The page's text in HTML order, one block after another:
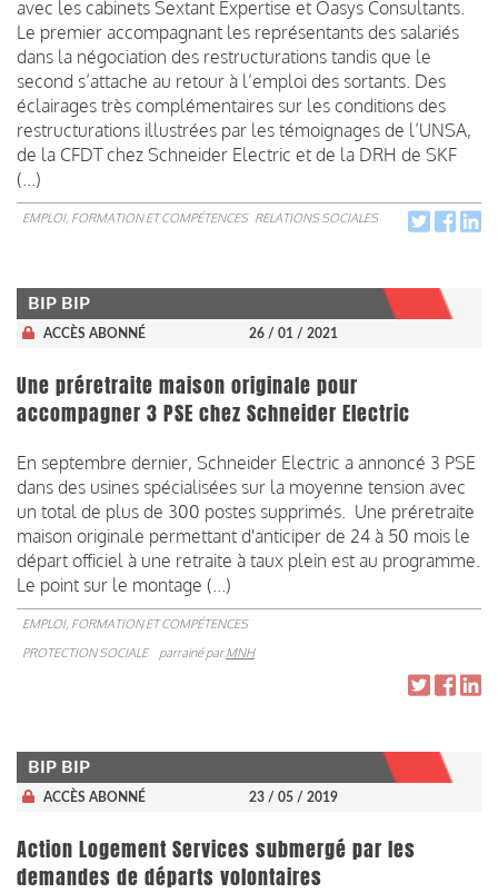
avec les cabinets Sextant Expertise et Oasys Consultants.
Le premier accompagnant les représentants des salariés
dans la négociation des restructurations tandis que le
second s’attache au retour à l’emploi des sortants. Des
éclairages très complémentaires sur les conditions des
restructurations illustrées par les témoignages de l’UNSA,
de la CFDT chez Schneider Electric et de la DRH de SKF
(...)
EMPLOI, FORMATION ET COMPÉTENCES RELATIONS SOCIALES
BIP BIP
ACCÈS ABONNÉ 26 / 01 / 2021
Une préretraite maison originale pour
accompagner 3 PSE chez Schneider Electric
En septembre dernier, Schneider Electric a annoncé 3 PSE
dans des usines spécialisées sur la moyenne tension avec
un total de plus de 300 postes supprimés. Une préretraite
maison originale permettant d'anticiper de 24 à 50 mois le
départ officiel à une retraite à taux plein est au programme.
Le point sur le montage (...)
EMPLOI, FORMATION ET COMPÉTENCES
PROTECTION SOCIALE
parrainé parMNH
BIP BIP
ACCÈS ABONNÉ 23 / 05 / 2019
Action Logement Services submergé par les
demandes de départs volontaires